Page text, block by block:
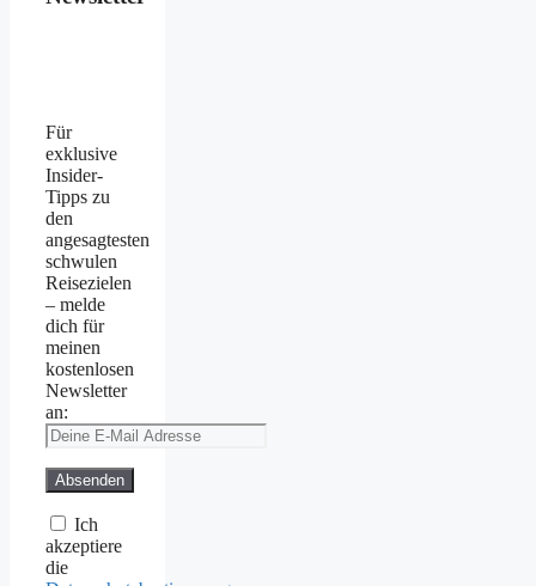
Für
exklusive
Insider-
Tipps zu
den
angesagtesten
schwulen
Reisezielen
– melde
dich für
meinen
kostenlosen
Newsletter
an:
Ich
akzeptiere
die